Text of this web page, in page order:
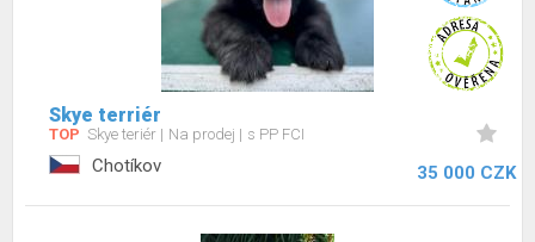
Skye terriér
TOP Skye teriér Na prodej s PP FCI
Chotíkov 35 000 CZK